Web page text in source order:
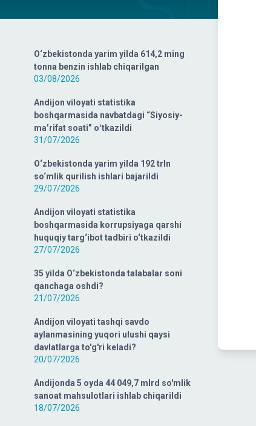
O‘zbekistonda yarim yilda 614,2 ming
tonna benzin ishlab chiqarilgan
03/08/2026
Andijon viloyati statistika
boshqarmasida navbatdagi “Siyosiy-
ma’rifat soati” oʻtkazildi
31/07/2026
O‘zbekistonda yarim yilda 192 trln
so‘mlik qurilish ishlari bajarildi
29/07/2026
Andijon viloyati statistika
boshqarmasida korrupsiyaga qarshi
huquqiy targ‘ibot tadbiri o‘tkazildi
27/07/2026
35 yilda O‘zbekistonda talabalar soni
qanchaga oshdi?
21/07/2026
Andijon viloyati tashqi savdo
aylanmasining yuqori ulushi qaysi
davlatlarga to'g'ri keladi?
20/07/2026
Andijonda 5 oyda 44 049,7 mlrd so'mlik
sanoat mahsulotlari ishlab chiqarildi
18/07/2026